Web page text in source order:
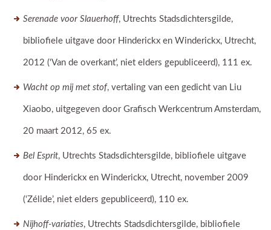
Serenade voor Slauerhoff, Utrechts Stadsdichtersgilde,
bibliofiele uitgave door Hinderickx en Winderickx, Utrecht,
2012 (‘Van de overkant’, niet elders gepubliceerd), 111 ex.
Wacht op mij met stof, vertaling van een gedicht van Liu
Xiaobo, uitgegeven door Grafisch Werkcentrum Amsterdam,
20 maart 2012, 65 ex.
Bel Esprit, Utrechts Stadsdichtersgilde, bibliofiele uitgave
door Hinderickx en Winderickx, Utrecht, november 2009
(‘Zélide’, niet elders gepubliceerd), 110 ex.
Nijhoff-variaties, Utrechts Stadsdichtersgilde, bibliofiele